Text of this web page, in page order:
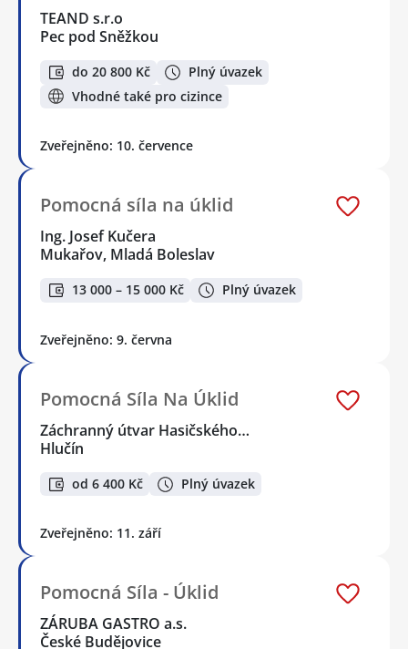
TEAND s.r.o
Pec pod Sněžkou
do 20 800 Kč
Plný úvazek
Vhodné také pro cizince
Zveřejněno: 10. července
Pomocná síla na úklid
Ing. Josef Kučera
Mukařov, Mladá Boleslav
13 000 – 15 000 Kč Plný úvazek
Zveřejněno: 9. června
Pomocná Síla Na Úklid
Záchranný útvar Hasičského…
Hlučín
od 6 400 Kč Plný úvazek
Zveřejněno: 11. září
Pomocná Síla - Úklid
ZÁRUBA GASTRO a.s.
České Budějovice